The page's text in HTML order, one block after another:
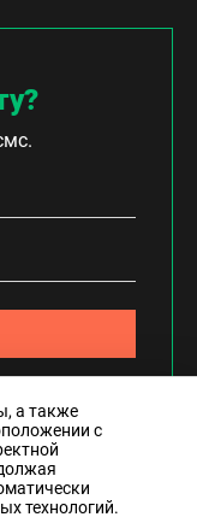
что
а также
с
технологий.